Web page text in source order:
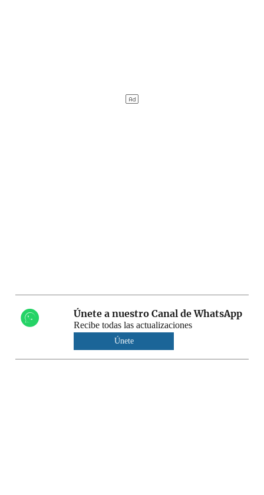
Únete a nuestro Canal de WhatsApp
Recibe todas las actualizaciones
Únete